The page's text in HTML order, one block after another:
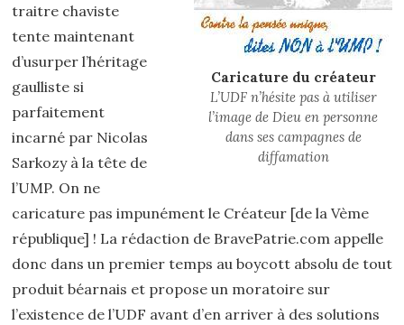
Caricature du créateur
L’UDF n’hésite pas à utiliser
l’image de Dieu en personne
dans ses campagnes de
diffamation
traitre chaviste
tente maintenant
d’usurper l’héritage
gaulliste si
parfaitement
incarné par Nicolas
Sarkozy à la tête de
l’UMP. On ne
caricature pas impunément le Créateur [de la Vème
république] ! La rédaction de BravePatrie.com appelle
donc dans un premier temps au boycott absolu de tout
produit béarnais et propose un moratoire sur
l’existence de l’UDF avant d’en arriver à des solutions